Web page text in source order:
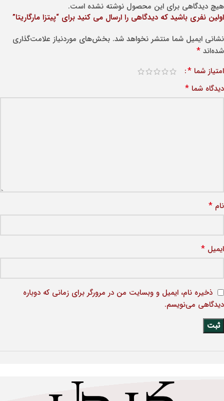
هیچ دیدگاهی برای این محصول نوشته نشده است.
اولین نفری باشید که دیدگاهی را ارسال می کنید برای “پیتزا مارگاریتا”
نشانی ایمیل شما منتشر نخواهد شد. بخش‌های موردنیاز علامت‌گذاری
شده‌اند *
امتیاز شما *
دیدگاه شما *
نام *
ایمیل *
ذخیره نام، ایمیل و وبسایت من در مرورگر برای زمانی که دوباره
دیدگاهی می‌نویسم.